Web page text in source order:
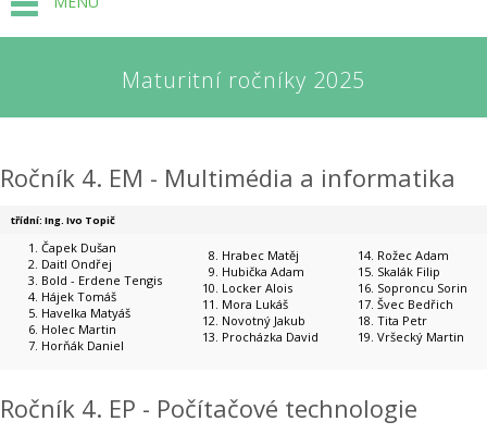
Maturitní ročníky 2025
Ročník 4. EM - Multimédia a informatika
třídní: Ing. Ivo Topič
Čapek Dušan
Daitl Ondřej
Bold - Erdene Tengis
Hájek Tomáš
Havelka Matyáš
Holec Martin
Horňák Daniel
Hrabec Matěj
Hubička Adam
Locker Alois
Mora Lukáš
Novotný Jakub
Procházka David
Rožec Adam
Skalák Filip
Soproncu Sorin
Švec Bedřich
Tita Petr
Vršecký Martin
Ročník 4. EP - Počítačové technologie